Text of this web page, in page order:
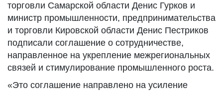
торговли Самарской области Денис Гурков и
министр промышленности, предпринимательства
и торговли Кировской области Денис Пестриков
подписали соглашение о сотрудничестве,
направленное на укрепление межрегиональных
связей и стимулирование промышленного роста.
«Это соглашение направлено на усиление